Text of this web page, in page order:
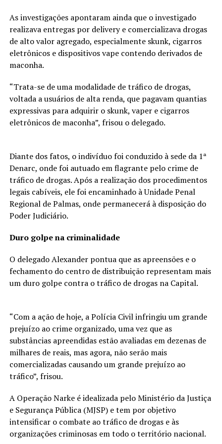
As investigações apontaram ainda que o investigado
realizava entregas por delivery e comercializava drogas
de alto valor agregado, especialmente skunk, cigarros
eletrônicos e dispositivos vape contendo derivados de
maconha.
“Trata-se de uma modalidade de tráfico de drogas,
voltada a usuários de alta renda, que pagavam quantias
expressivas para adquirir o skunk, vaper e cigarros
eletrônicos de maconha”, frisou o delegado.
Diante dos fatos, o indivíduo foi conduzido à sede da 1ª
Denarc, onde foi autuado em flagrante pelo crime de
tráfico de drogas. Após a realização dos procedimentos
legais cabíveis, ele foi encaminhado à Unidade Penal
Regional de Palmas, onde permanecerá à disposição do
Poder Judiciário.
Duro golpe na criminalidade
O delegado Alexander pontua que as apreensões e o
fechamento do centro de distribuição representam mais
um duro golpe contra o tráfico de drogas na Capital.
“Com a ação de hoje, a Polícia Civil infringiu um grande
prejuízo ao crime organizado, uma vez que as
substâncias apreendidas estão avaliadas em dezenas de
milhares de reais, mas agora, não serão mais
comercializadas causando um grande prejuízo ao
tráfico”, frisou.
A Operação Narke é idealizada pelo Ministério da Justiça
e Segurança Pública (MJSP) e tem por objetivo
intensificar o combate ao tráfico de drogas e às
organizações criminosas em todo o território nacional.